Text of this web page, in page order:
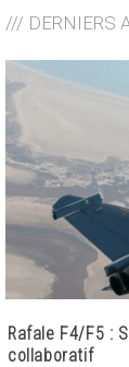
/// DERNIERS
Rafale F4/F5 :
collaboratif